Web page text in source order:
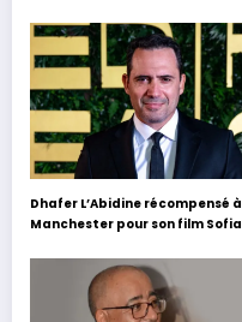
Dhafer L’Abidine récompensé à
Manchester pour son film Sofia